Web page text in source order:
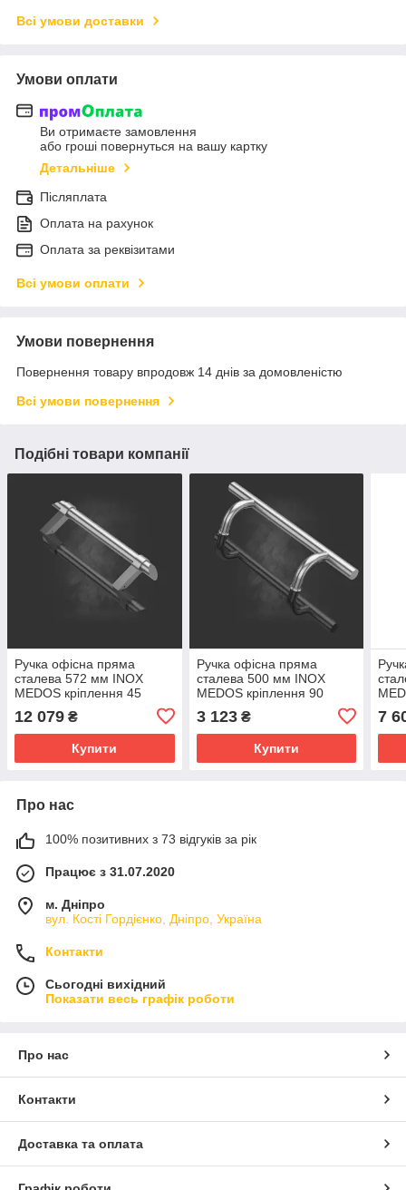
Всі умови доставки
Умови оплати
Ви отримаєте замовлення
або гроші повернуться на вашу картку
Детальніше
Післяплата
Оплата на рахунок
Оплата за реквізитами
Всі умови оплати
Умови повернення
Повернення товару впродовж 14 днів за домовленістю
Всі умови повернення
Подібні товари компанії
Ручка офісна пряма
сталева 572 мм INOX
MEDOS кріплення 45
12 079 ₴
Купити
Ручка офісна пряма
сталева 500 мм INOX
MEDOS кріплення 90
3 123₴
Купити
7
Про нас
100% позитивних з 73 відгуків за рік
Працює з 31.07.2020
м. Дніпро
вул. Кості Гордієнко, Дніпро, Україна
Контакти
Сьогодні вихідний
Показати весь графік роботи
Про нас
Контакти
Доставка та оплата